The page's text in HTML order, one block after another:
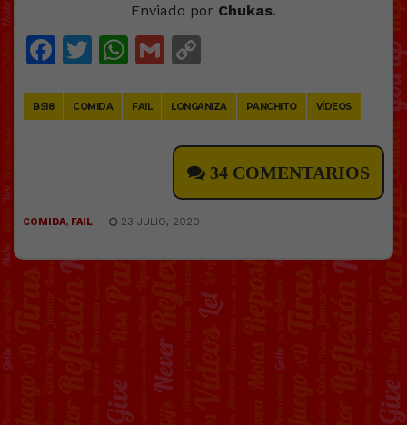
Enviado por Chukas.
Facebook
Twitter
WhatsApp
Gmail
BS18 COMIDA FAIL LONGANIZA PANCHITO VÍDEOS
34 COMENTARIOS
COMIDA, FAIL 23 JULIO, 2020